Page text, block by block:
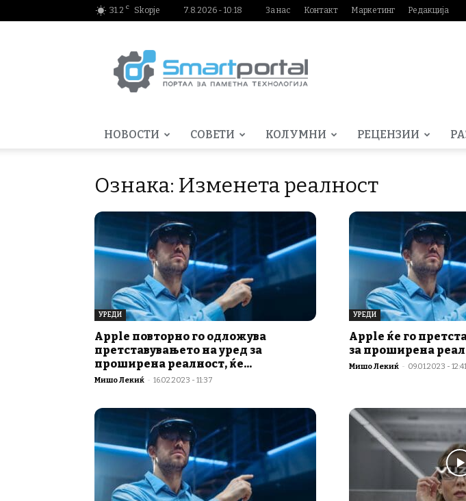
31.2 C Skopje 7.8.2026 - 10:18 За нас Контакт Маркетинг Редакција
НОВОСТИ СОВЕТИ КОЛУМНИ РЕЦЕНЗИИ
Ознака: Изменета реалност
УРЕДИ
Apple повторно го одложува
претставувањето на уред за
проширена реалност, ќе...
Мишо Лекиќ - 16.02.2023 - 11:37
УРЕДИ
Apple ќе го
за проширена
Мишо Лекиќ - 09.01.2023 - 12:41